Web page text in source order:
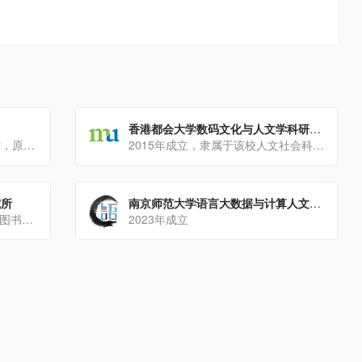
中文世界首家数字人文门户网站，原名DHLIB，清华大学数字人文团队运营。
香港都会大学数码文化与人文学科研究所
2015年成立，隶属于该校人文社会科学院。
2017年5月成立，挂靠复旦大学图书馆。
南京师范大学语言大数据与计算人文研究中心
2023年成立